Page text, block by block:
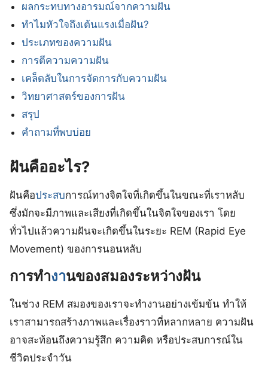
ผลกระทบทางอารมณ์จากความฝัน
ทำไมหัวใจถึงเต้นแรงเมื่อฝัน?
ประเภทของความฝัน
การตีความความฝัน
เคล็ดลับในการจัดการกับความฝัน
วิทยาศาสตร์ของการฝัน
สรุป
คำถามที่พบบ่อย
ฝันคืออะไร?
ฝันคือประสบการณ์ทางจิตใจที่เกิดขึ้นในขณะที่เราหลับ
ซึ่งมักจะมีภาพและเสียงที่เกิดขึ้นในจิตใจของเรา โดย
ทั่วไปแล้วความฝันจะเกิดขึ้นในระยะ REM (Rapid Eye
Movement) ของการนอนหลับ
การทำงานของสมองระหว่างฝัน
ในช่วง REM สมองของเราจะทำงานอย่างเข้มข้น ทำให้
เราสามารถสร้างภาพและเรื่องราวที่หลากหลาย ความฝัน
อาจสะท้อนถึงความรู้สึก ความคิด หรือประสบการณ์ใน
ชีวิตประจำวัน